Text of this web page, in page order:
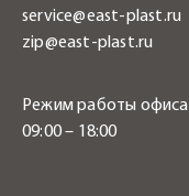
service@east-plast.ru
zip@east-plast.ru
Режим работы офиса
09:00 – 18:00